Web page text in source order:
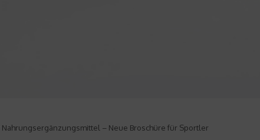
Nahrungsergänzungsmittel – Neue Broschüre für Sportler